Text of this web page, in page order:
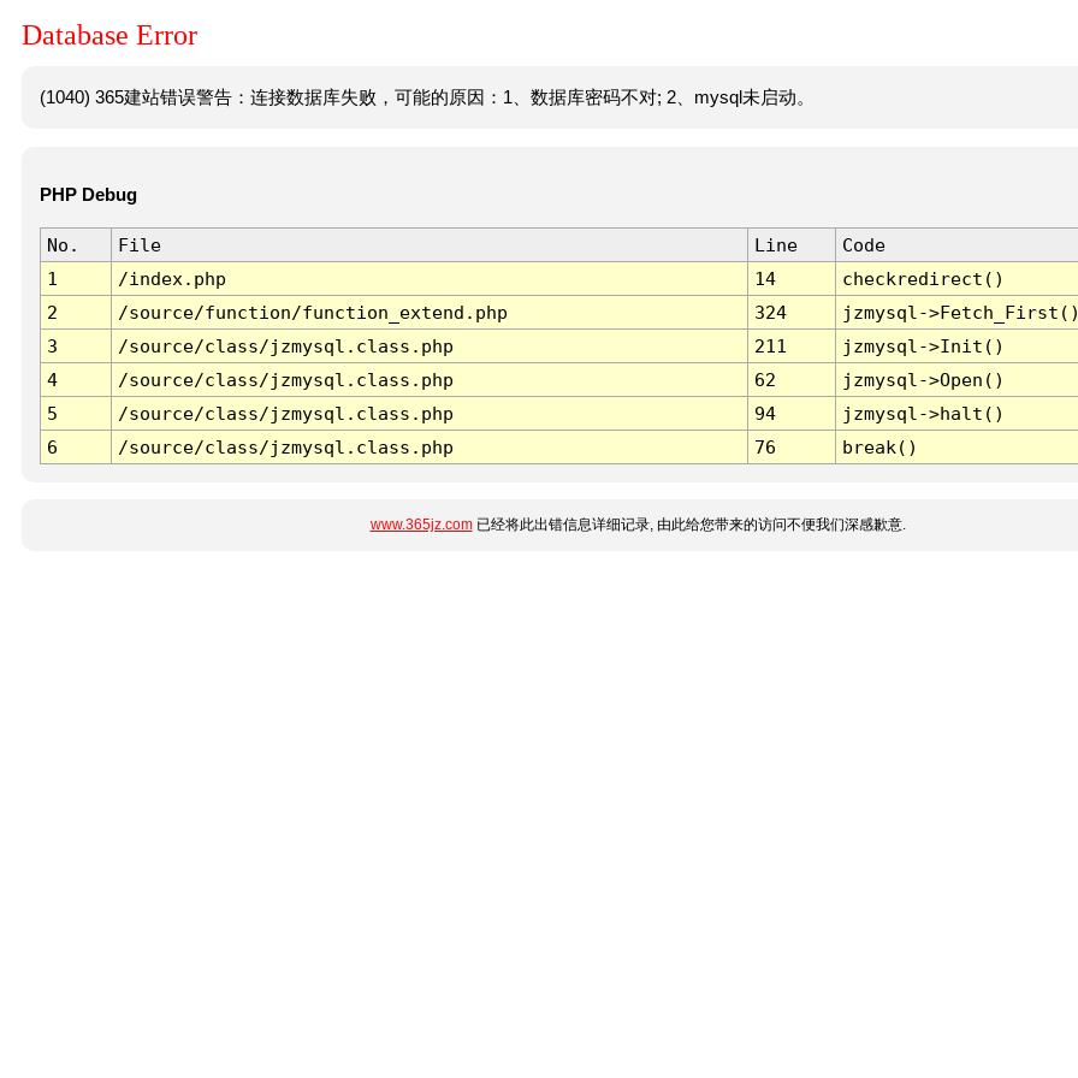
Database Error
(1040) 365建站错误警告：连接数据库失败，可能的原因：1、数据库密码不对; 2、mysql未启动。
PHP Debug
No. File Line
Code
1
/index.php 14
checkredirect()
2
/source/function/function_extend.php 324
jzmysql-
3
/source/class/jzmysql.class.php 211
jzmysql->Init()
4
/source/class/jzmysql.class.php 62
jzmysql->Open()
5
/source/class/jzmysql.class.php 94
jzmysql->halt()
6
/source/class/jzmysql.class.php 76 break()
www.365jz.com已经将此出错信息详细记录, 由此给您带来的访问不便我们深感歉意.